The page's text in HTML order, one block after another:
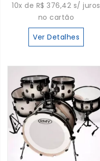
10x de R$ 376,42 s/ juros
no cartão
Ver Detalhes